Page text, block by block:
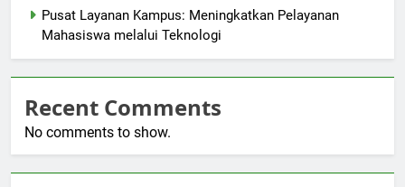
Pusat Layanan Kampus: Meningkatkan Pelayanan
Mahasiswa melalui Teknologi
Recent Comments
No comments to show.